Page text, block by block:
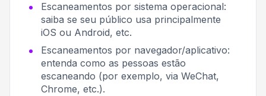
Escaneamentos por sistema operacional:
saiba se seu público usa principalmente
iOS ou Android, etc.
Escaneamentos por navegador/aplicativo:
entenda como as pessoas estão
escaneando (por exemplo, via WeChat,
Chrome, etc.).